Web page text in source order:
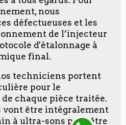
nous
défectueuses et les
de l’injecteur
d'étalonnage à
final.
techniciens portent
pour le
chaque pièce traitée.
vont être intégralement
à ultra-sons pour être